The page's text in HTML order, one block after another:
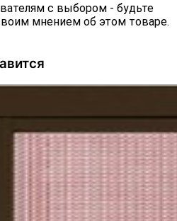
с выбором - будьте
мнением об этом товаре.